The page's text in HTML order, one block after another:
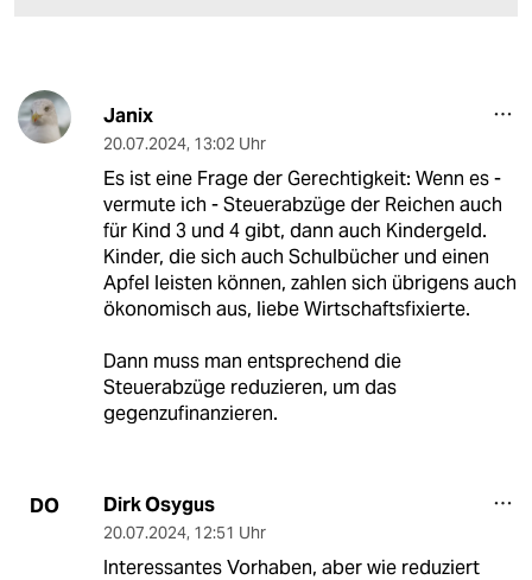
Janix
20.07.2024, 13:02 Uhr
Es ist eine Frage der Gerechtigkeit: Wenn es -
vermute ich - Steuerabzüge der Reichen auch
für Kind 3 und 4 gibt, dann auch Kindergeld.
Kinder, die sich auch Schulbücher und einen
Apfel leisten können, zahlen sich übrigens auch
ökonomisch aus, liebe Wirtschaftsfixierte.
Dann muss man entsprechend die
Steuerabzüge reduzieren, um das
gegenzufinanzieren.
DO Dirk Osygus
20.07.2024, 12:51 Uhr
Interessantes Vorhaben, aber wie reduziert